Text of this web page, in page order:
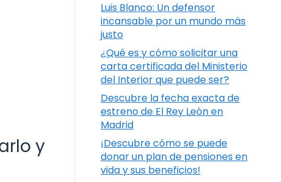
y
Luis Blanco: Un defensor
incansable por un mundo más
justo
¿Qué es y cómo solicitar una
carta certificada del Ministerio
del Interior que puede ser?
Descubre la fecha exacta de
estreno de El Rey León en
Madrid
¡Descubre cómo se puede
donar un plan de pensiones en
vida y sus beneficios!